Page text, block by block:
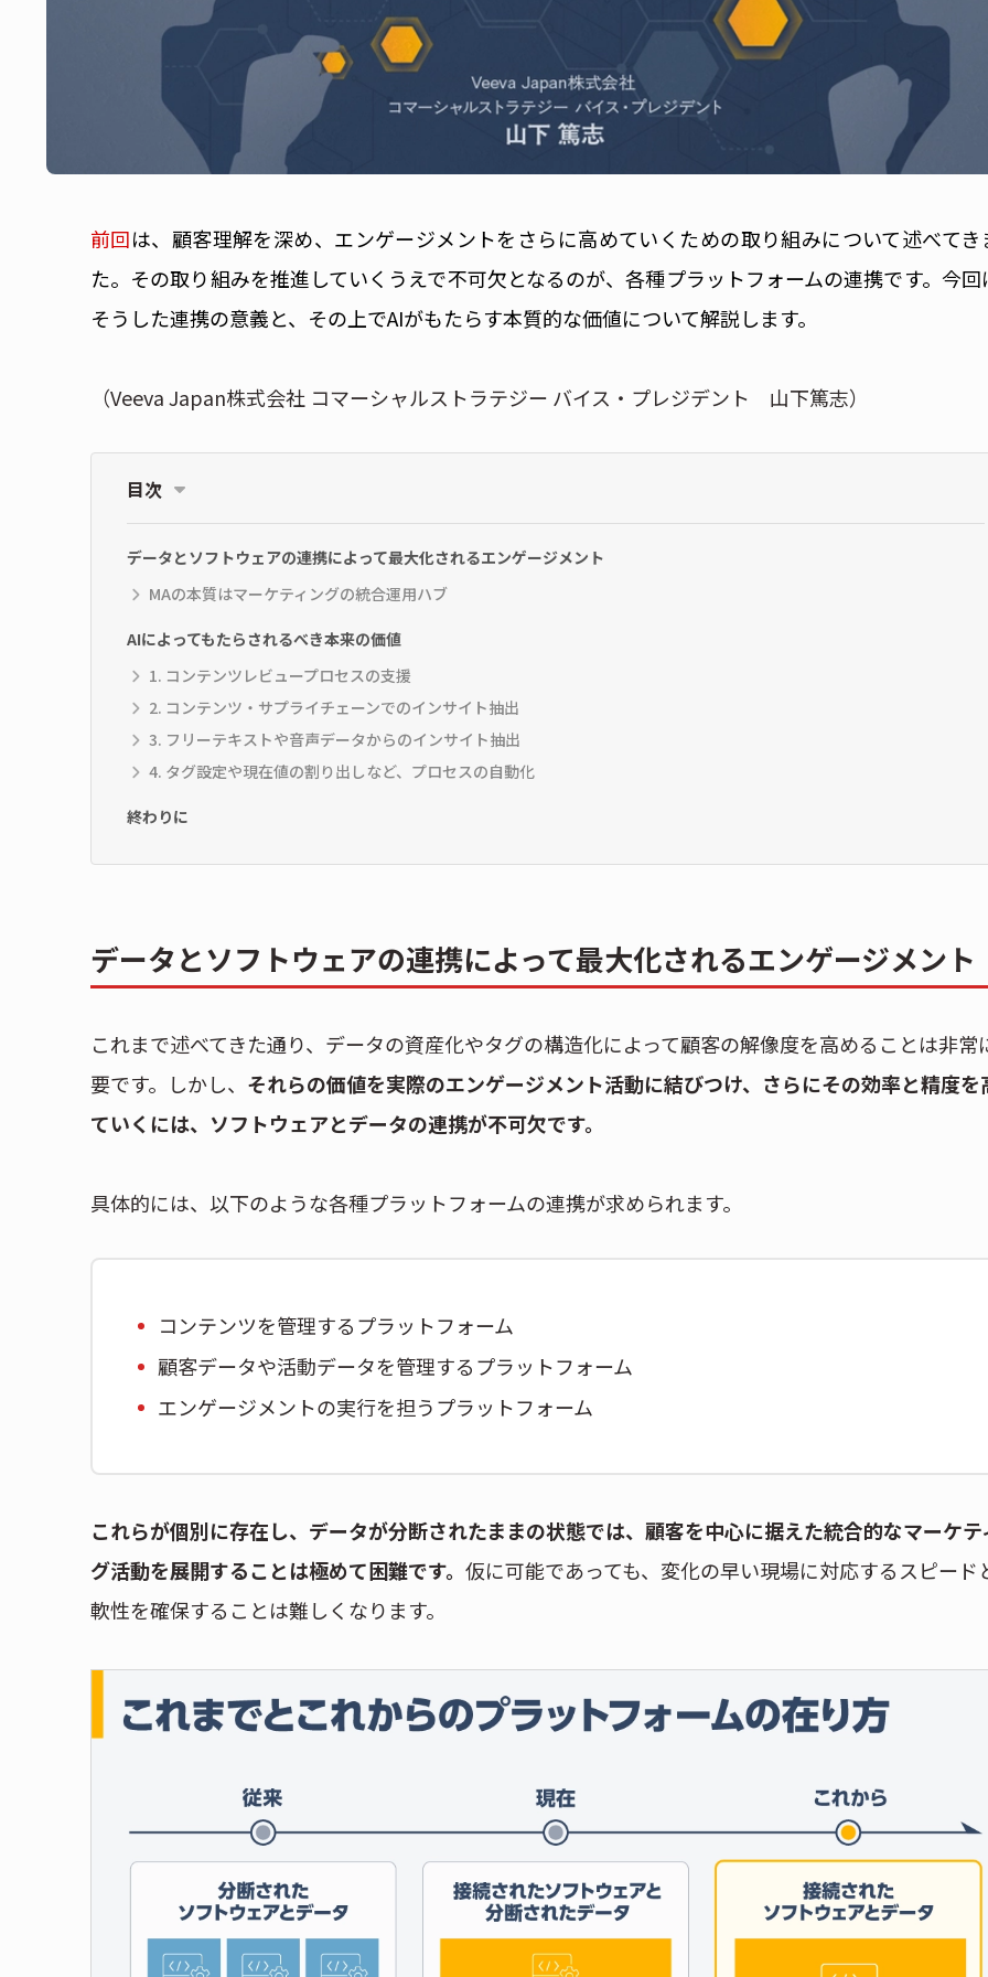
前回は、顧客理解を深め、エンゲージメントをさらに高めていくための取り組みについて述べてき
た。その取り組みを推進していくうえで不可欠となるのが、各種プラットフォームの連携です。今回
そうした連携の意義と、その上でAIがもたらす本質的な価値について解説します。
（Veeva Japan株式会社 コマーシャルストラテジー バイス・プレジデント 山下篤志）
目次
データとソフトウェアの連携によって最大化されるエンゲージメント
MAの本質はマーケティングの統合運用ハブ
AIによってもたらされるべき本来の価値
1. コンテンツレビュープロセスの支援
2. コンテンツ・サプライチェーンでのインサイト抽出
3. フリーテキストや音声データからのインサイト抽出
4. タグ設定や現在値の割り出しなど、プロセスの自動化
終わりに
データとソフトウェアの連携によって最大化されるエンゲージメント
これまで述べてきた通り、データの資産化やタグの構造化によって顧客の解像度を高めることは非常
要です。しかし、 それらの価値を実際のエンゲージメント活動に結びつけ、さらにその効率と精度を
ていくには、ソフトウェアとデータの連携が不可欠です。
具体的には、以下のような各種プラットフォームの連携が求められます。
コンテンツを管理するプラットフォーム
顧客データや活動データを管理するプラットフォーム
エンゲージメントの実行を担うプラットフォーム
これらが個別に存在し、データが分断されたままの状態では、顧客を中心に据えた統合的なマーケテ
グ活動を展開することは極めて困難です。 仮に可能であっても、変化の早い現場に対応するスピード
軟性を確保することは難しくなります。